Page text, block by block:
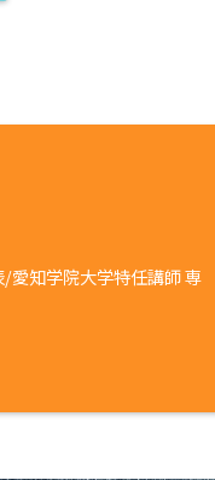
愛知学院大学特任講師 専